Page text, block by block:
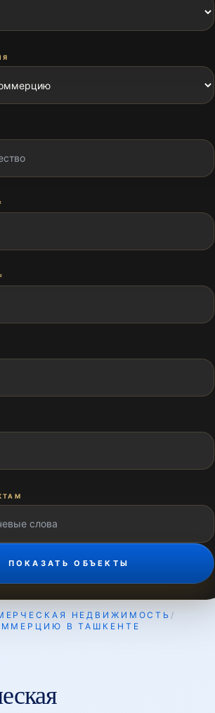
ПОКАЗАТЬ ОБЪЕКТЫ
НЕДВИЖИМОСТЬ /
В ТАШКЕНТЕ